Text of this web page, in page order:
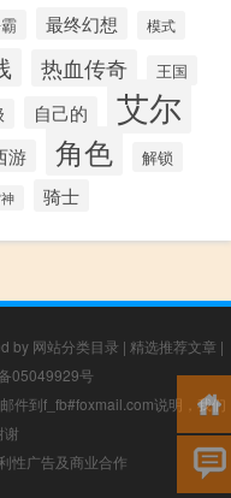
最终幻想 模式
热血传奇 王国
自己的 艾尔
游 角色 解锁
骑士
by 网站分类目录 | 精选推荐文章 |
05049929号
件到f_fb#foxmail.com说明，我们
谢
性广告及商业合作